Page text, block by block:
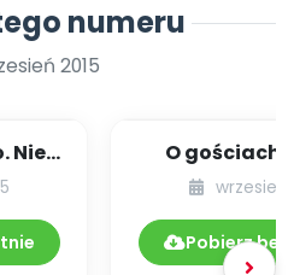
numeru
2015
Nie
O gościach,
przyszli na
wrzesień
Pobierz